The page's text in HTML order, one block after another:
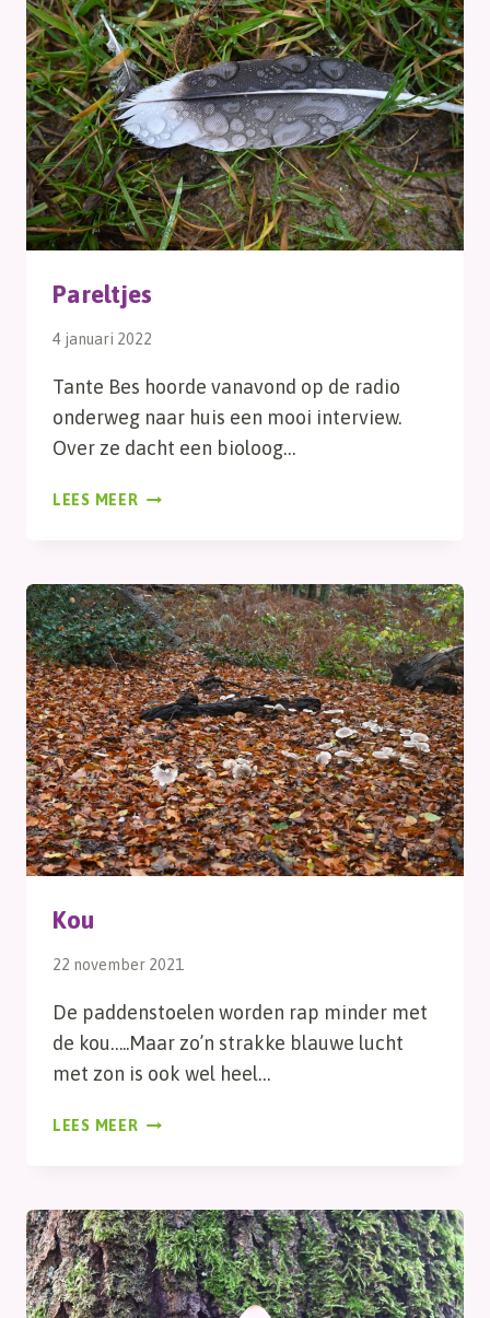
Pareltjes
4 januari 2022
Tante Bes hoorde vanavond op de radio
onderweg naar huis een mooi interview.
Over ze dacht een bioloog…
LEES MEER PARELTJES
Kou
22 november 2021
De paddenstoelen worden rap minder met
de kou…..Maar zo’n strakke blauwe lucht
met zon is ook wel heel…
LEES MEER KOU